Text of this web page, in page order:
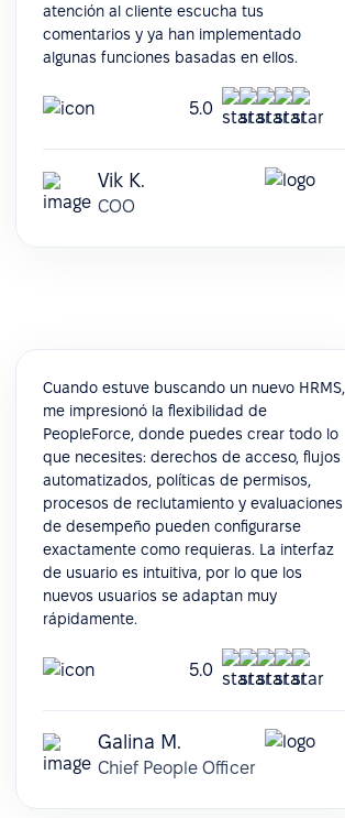
atención al cliente escucha tus
comentarios y ya han implementado
algunas funciones basadas en ellos.
5.0
Vik K.
COO
Cuando estuve buscando un nuevo HRMS,
me impresionó la flexibilidad de
PeopleForce, donde puedes crear todo lo
que necesites: derechos de acceso, flujos
automatizados, políticas de permisos,
procesos de reclutamiento y evaluaciones
de desempeño pueden configurarse
exactamente como requieras. La interfaz
de usuario es intuitiva, por lo que los
nuevos usuarios se adaptan muy
rápidamente.
5.0
Galina M.
Chief People Officer